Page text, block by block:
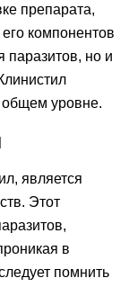
препарата,
компонентов
паразитов, но и
общем уровне.
является
Этот
в
помнить